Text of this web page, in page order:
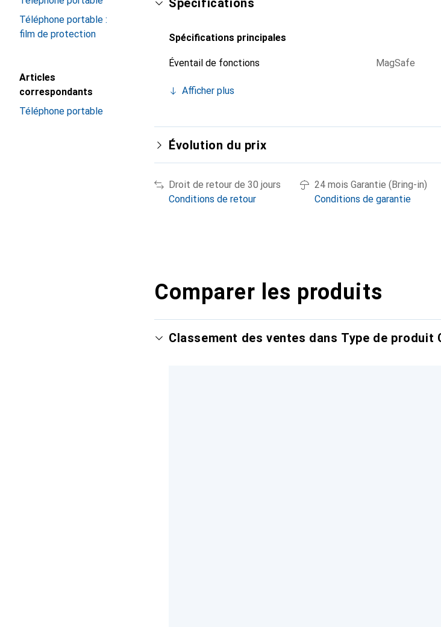
Téléphone portable :
film de protection
Articles
correspondants
Téléphone portable
Spécifications
Spécifications principales
Éventail de fonctions MagSafe
Afficher plus
Évolution du prix
Droit de retour de 30 jours
Conditions de retour
24 mois Garantie (Bring-in)
Conditions de garantie
Comparer les produits
Classement des ventes dans Type de produit